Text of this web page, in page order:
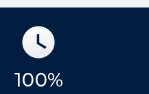
100%